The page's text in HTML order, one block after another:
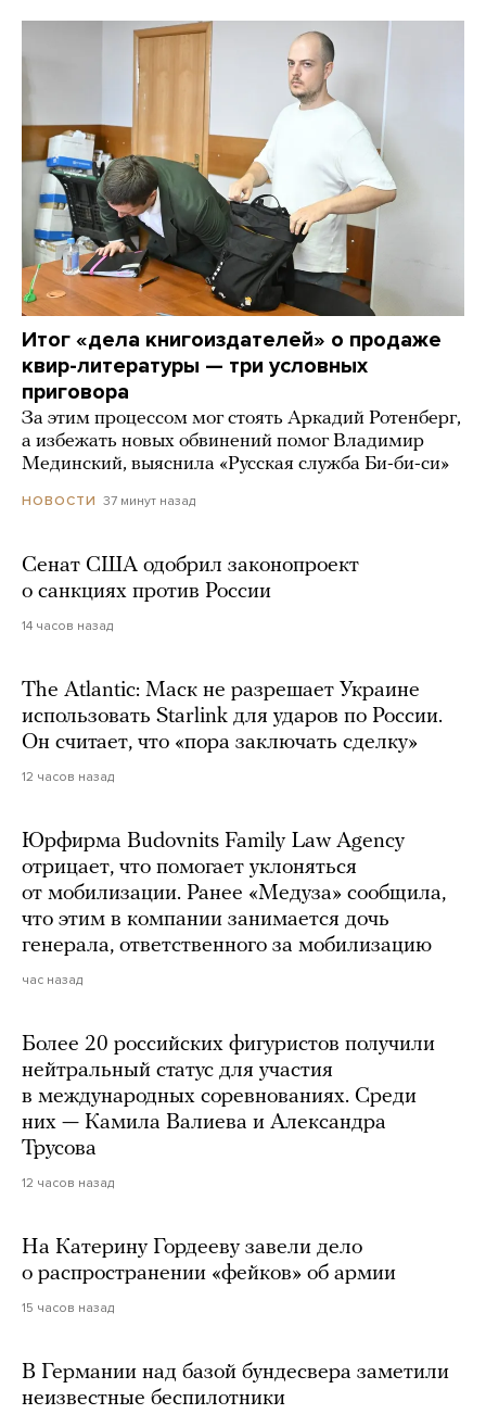
Итог «дела книгоиздателей» о продаже
квир-литературы — три условных
приговора
За этим процессом мог стоять Аркадий Ротенберг,
а избежать новых обвинений помог Владимир
Мединский, выяснила «Русская служба Би-би-си»
НОВОСТИ 37 минут назад
Сенат США одобрил законопроект
о санкциях против России
14 часов назад
The Atlantic: Маск не разрешает Украине
использовать Starlink для ударов по России.
Он считает, что «пора заключать сделку»
12 часов назад
Юрфирма Budovnits Family Law Agency
отрицает, что помогает уклоняться
от мобилизации. Ранее «Медуза» сообщила,
что этим в компании занимается дочь
генерала, ответственного за мобилизацию
час назад
Более 20 российских фигуристов получили
нейтральный статус для участия
в международных соревнованиях. Среди
них — Камила Валиева и Александра
Трусова
12 часов назад
На Катерину Гордееву завели дело
о распространении «фейков» об армии
15 часов назад
В Германии над базой бундесвера заметили
неизвестные беспилотники